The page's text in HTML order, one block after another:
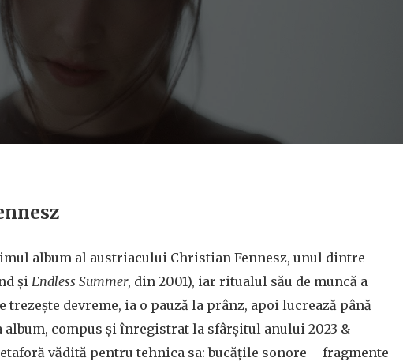
album al austriacului Christian Fennesz, unul dintre
și Endless Summer, din 2001), iar ritualul său de muncă a
trezește devreme, ia o pauză la prânz, apoi lucrează până
compus și înregistrat la sfârșitul anului 2023 &
vădită pentru tehnica sa: bucățile sonore – fragmente